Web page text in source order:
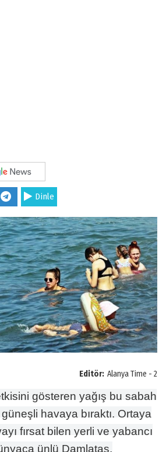
Dinle
Editör: Alanya Time - 2
gösteren yağış bu sabah
havaya bıraktı. Ortaya
fırsat bilen yerli ve yabancı
ünlü Damlataş,